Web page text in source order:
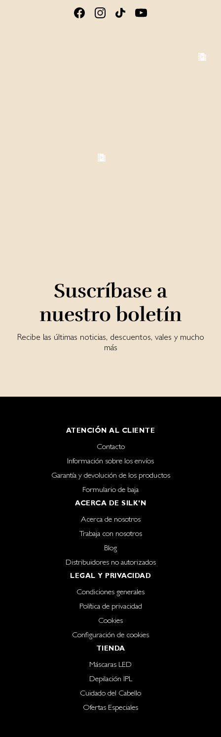
Suscríbase a
nuestro boletín
Recibe las últimas noticias, descuentos, vales y mucho
más
ATENCIÓN AL CLIENTE
Contacto
Información sobre los envíos
Garantía y devolución de los productos
Formulario de baja
ACERCA DE SILK'N
Acerca de nosotros
Trabaja con nosotros
Blog
Distribuidores no autorizados
LEGAL Y PRIVACIDAD
Condiciones generales
Política de privacidad
Cookies
Configuración de cookies
TIENDA
Máscaras LED
Depilación IPL
Cuidado del Cabello
Ofertas Especiales